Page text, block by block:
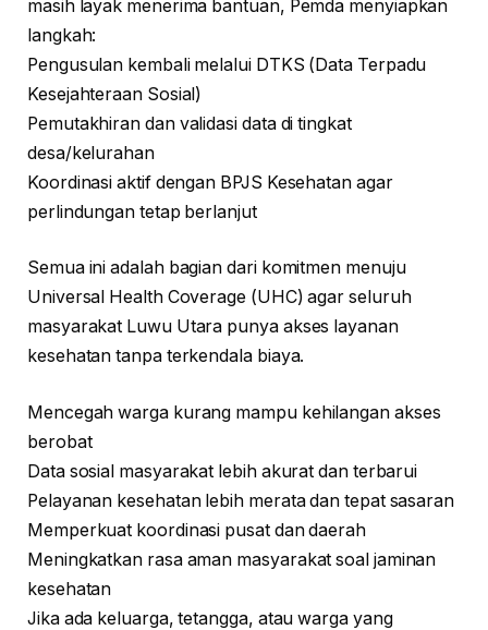
masih layak menerima bantuan, Pemda menyiapkan
langkah:
Pengusulan kembali melalui DTKS (Data Terpadu
Kesejahteraan Sosial)
Pemutakhiran dan validasi data di tingkat
desa/kelurahan
Koordinasi aktif dengan BPJS Kesehatan agar
perlindungan tetap berlanjut
Semua ini adalah bagian dari komitmen menuju
Universal Health Coverage (UHC) agar seluruh
masyarakat Luwu Utara punya akses layanan
kesehatan tanpa terkendala biaya.
Mencegah warga kurang mampu kehilangan akses
berobat
Data sosial masyarakat lebih akurat dan terbarui
Pelayanan kesehatan lebih merata dan tepat sasaran
Memperkuat koordinasi pusat dan daerah
Meningkatkan rasa aman masyarakat soal jaminan
kesehatan
Jika ada keluarga, tetangga, atau warga yang